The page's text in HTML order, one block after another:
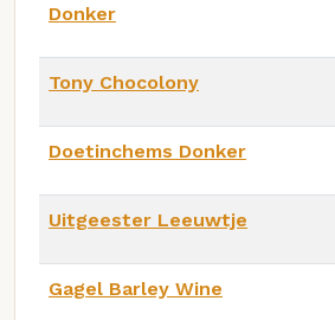
Donker
Tony Chocolony
Doetinchems Donker
Uitgeester Leeuwtje
Gagel Barley Wine